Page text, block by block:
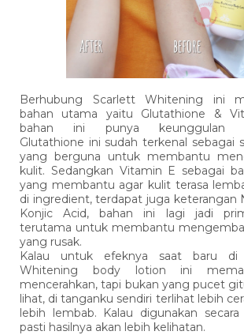
Berhubung Scarlett Whitening ini
bahan utama yaitu Glutathione &
bahan ini punya keunggulan
Glutathione ini sudah terkenal sebagai
yang berguna untuk membantu
kulit. Sedangkan Vitamin E sebagai
yang membantu agar kulit terasa
di ingredient, terdapat juga keterangan
Konjic Acid, bahan ini lagi jadi
terutama untuk membantu
yang rusak.
Kalau untuk efeknya saat baru di
Whitening body lotion ini
mencerahkan, tapi bukan yang pucet
lihat, di tanganku sendiri terlihat lebih
lebih lembab. Kalau digunakan
pasti hasilnya akan lebih kelihatan.